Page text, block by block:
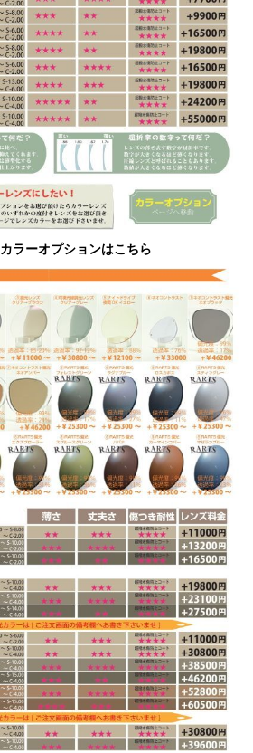
カラーオプションはこちら